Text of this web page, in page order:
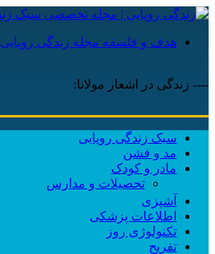
هدف و فلسفه مجله زندگی رویایی
---- زندگی در اشعار مولانا:
سبک زندگی رویایی
مد و فشن
مادر و کودک
تحصیلات و مدارس
آشپزی
اطلاعات پزشکی
تکنولوژی روز
تفریح